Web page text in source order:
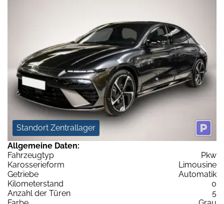
Standort Zentrallager
Allgemeine Daten:
Fahrzeugtyp
Pkw
Karosserieform
Limousine
Getriebe
Automatik
Kilometerstand
0
Anzahl der Türen
5